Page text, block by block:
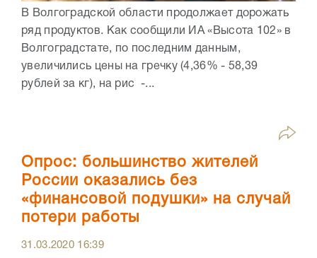
В Волгоградской области продолжает дорожать
ряд продуктов. Как сообщили ИА «Высота 102» в
Волгоградстате, по последним данным,
увеличились цены на гречку (4,36% - 58,39
рублей за кг), на рис -...
Опрос: большинство жителей
России оказались без
«финансовой подушки» на случай
потери работы
31.03.2020 16:39